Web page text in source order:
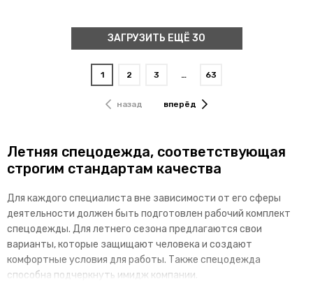
ЗАГРУЗИТЬ ЕЩЁ 30
назад
1 2 3 … 63
вперёд
Летняя спецодежда, соответствующая
строгим стандартам качества
Для каждого специалиста вне зависимости от его сферы
деятельности должен быть подготовлен рабочий комплект
спецодежды. Для летнего сезона предлагаются свои
варианты, которые защищают человека и создают
комфортные условия для работы. Также спецодежда
способна подчеркнуть имидж компании.